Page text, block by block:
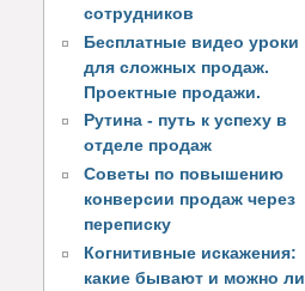
сотрудников
Бесплатные видео уроки
для сложных продаж.
Проектные продажи.
Рутина - путь к успеху в
отделе продаж
Советы по повышению
конверсии продаж через
переписку
Когнитивные искажения:
какие бывают и можно ли